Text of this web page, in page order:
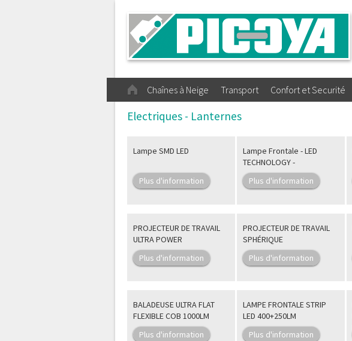
Chaînes à Neige Transport Confort et Securité
Electriques - Lanternes
Lampe SMD LED
Plus d'information
Lampe Frontale - LED
TECHNOLOGY -
Plus d'information
PROJECTEUR DE TRAVAIL
ULTRA POWER
Plus d'information
PROJECTEUR DE TRAVAIL
SPHÉRIQUE
Plus d'information
BALADEUSE ULTRA FLAT
FLEXIBLE COB 1000LM
Plus d'information
LAMPE FRONTALE STRIP
LED 400+250LM
Plus d'information